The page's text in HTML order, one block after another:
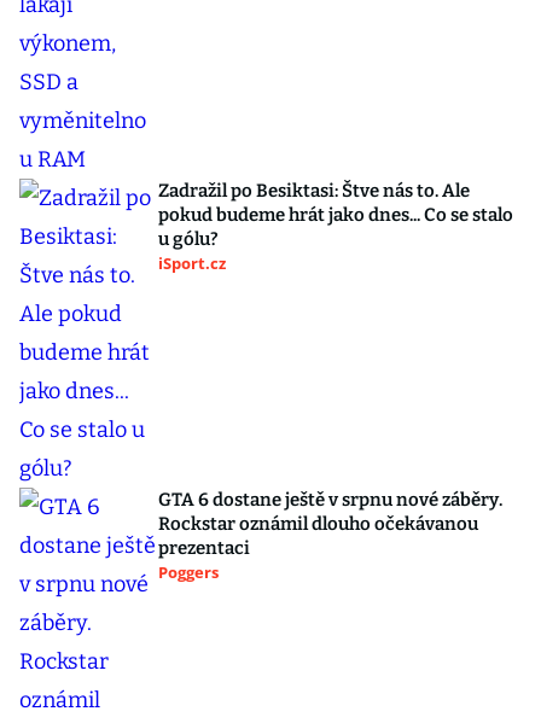
Zadražil po Besiktasi: Štve nás to. Ale
pokud budeme hrát jako dnes... Co se stalo
u gólu?
iSport.cz
GTA 6 dostane ještě v srpnu nové záběry.
Rockstar oznámil dlouho očekávanou
prezentaci
Poggers